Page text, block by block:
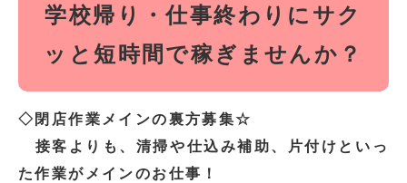
学校帰り・仕事終わりにサク
ッと短時間で稼ぎませんか？
◇閉店作業メインの裏方募集☆
接客よりも、清掃や仕込み補助、片付けといっ
た作業がメインのお仕事！